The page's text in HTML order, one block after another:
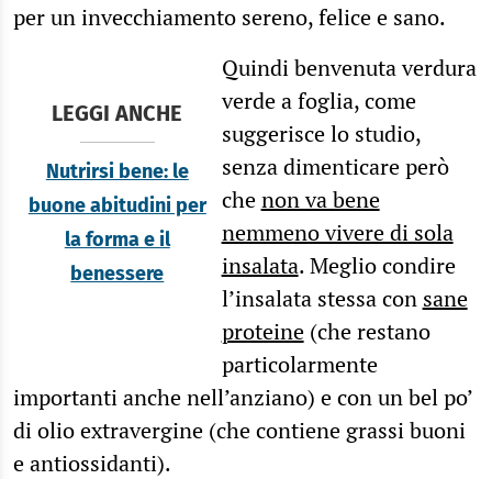
per un invecchiamento sereno, felice e sano.
LEGGI ANCHE
Nutrirsi bene: le
buone abitudini per
la forma e il
benessere
Quindi benvenuta verdura
verde a foglia, come
suggerisce lo studio,
senza dimenticare però
chenon va bene
nemmeno vivere di sola
insalata. Meglio condire
l’insalata stessa con sane
proteine(che restano
particolarmente
importanti anche nell’anziano) e con un bel po’
di olio extravergine (che contiene grassi buoni
e antiossidanti).